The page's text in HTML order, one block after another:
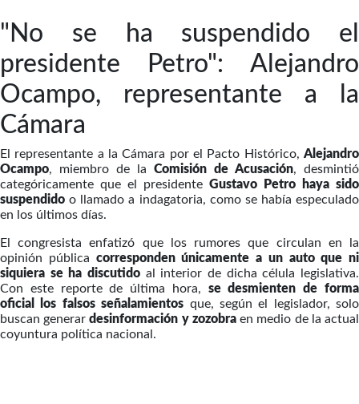
"No se ha suspendido el
presidente Petro": Alejandro
Ocampo, representante a la
Cámara
El representante a la Cámara por el Pacto Histórico, Alejandro
Ocampo, miembro de la Comisión de Acusación, desmintió
categóricamente que el presidente Gustavo Petro haya sido
suspendido o llamado a indagatoria, como se había especulado
en los últimos días.
El congresista enfatizó que los rumores que circulan en la
opinión pública corresponden únicamente a un auto que ni
siquiera se ha discutido al interior de dicha célula legislativa.
Con este reporte de última hora, se desmienten de forma
oficial los falsos señalamientos que, según el legislador, solo
buscan generardesinformación y zozobraen medio de la actual
coyuntura política nacional.